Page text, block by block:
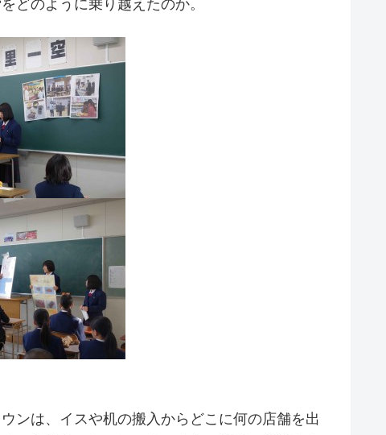
どのように乗り越えたのか。
ンは、イスや机の搬入からどこに何の店舗を出